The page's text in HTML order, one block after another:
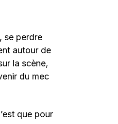
se perdre
autour de
la scène,
du mec
que pour